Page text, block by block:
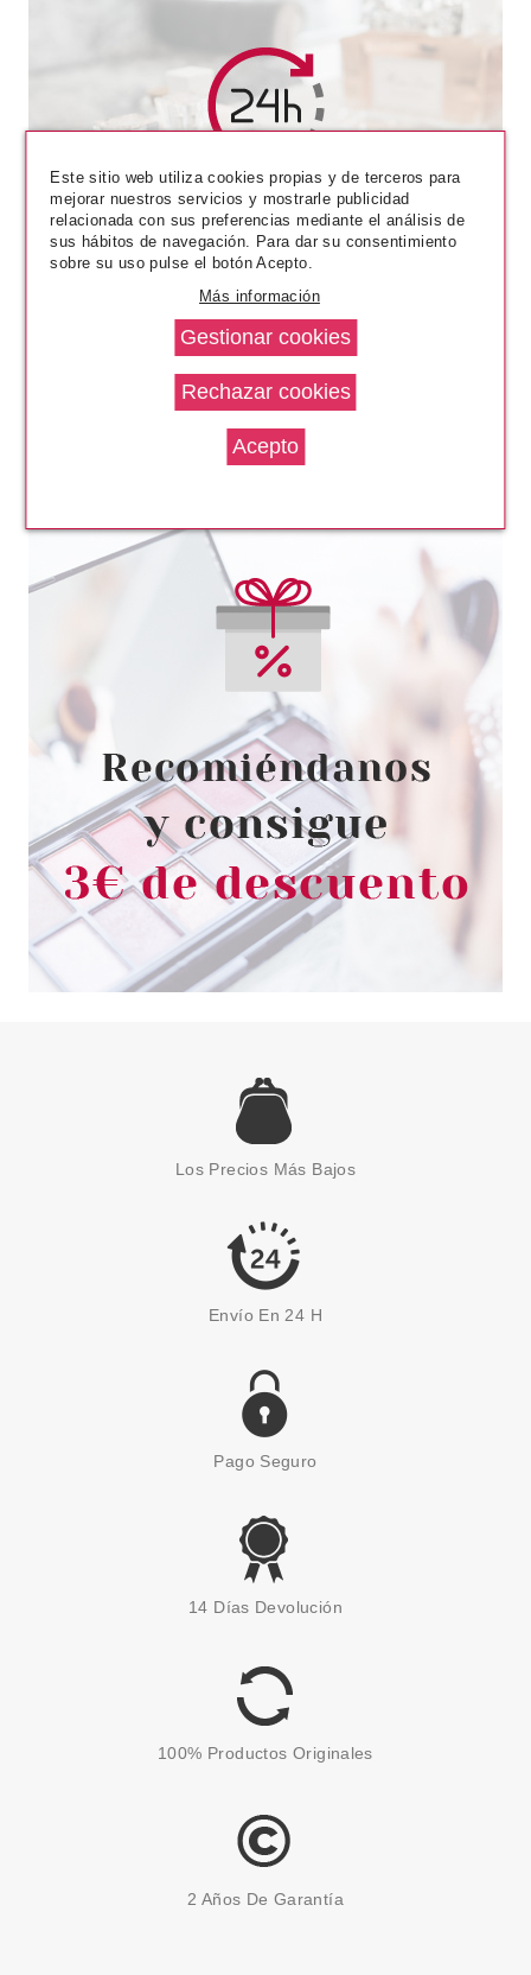
CLARINS
CLARINS DESMAQUILLANTE
SUAVE OJOS 125 ML
Pvr 23.95€
-17%
desde
19.90€
CLARINS
CLARINS MY CLARINS PORE-
LESS MASCARILLA
EMBELLECEDORA 50 ML
Pvr 24.00€
-40%
desde
14.50€
CLARINS
CLARINS MY CLARINS RE-
BOOST HIDRATACION SET
REGALO
27.50€
CLARINS
MAQUILLAJE DOUBLE SERUM
39.90€
Los Precios Más Bajos
Envío En 24 H
Pago Seguro
14 Días Devolución
100% Productos Originales
2 Años De Garantía
Este sitio web utiliza cookies propias y de terceros para
mejorar nuestros servicios y mostrarle publicidad
relacionada con sus preferencias mediante el análisis de
sus hábitos de navegación. Para dar su consentimiento
sobre su uso pulse el botón Acepto.
Más información